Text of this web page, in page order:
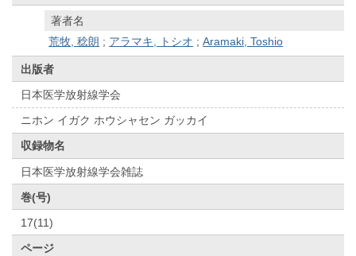
著者名
荒牧, 稔朗 ; アラマキ, トシオ ;Aramaki, Toshio
出版者
日本医学放射線学会
ニホン イガク ホウシャセン ガッカイ
収録物名
日本医学放射線学会雑誌
巻(号)
17(11)
ページ